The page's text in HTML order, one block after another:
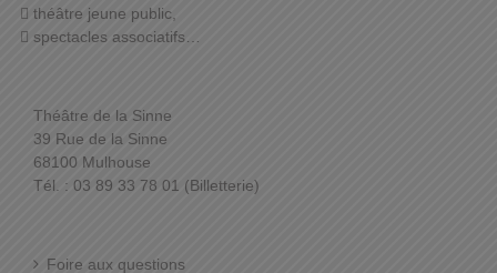
théâtre jeune public,
spectacles associatifs…
Théâtre de la Sinne
39 Rue de la Sinne
68100 Mulhouse
Tél. : 03 89 33 78 01 (Billetterie)
Foire aux questions